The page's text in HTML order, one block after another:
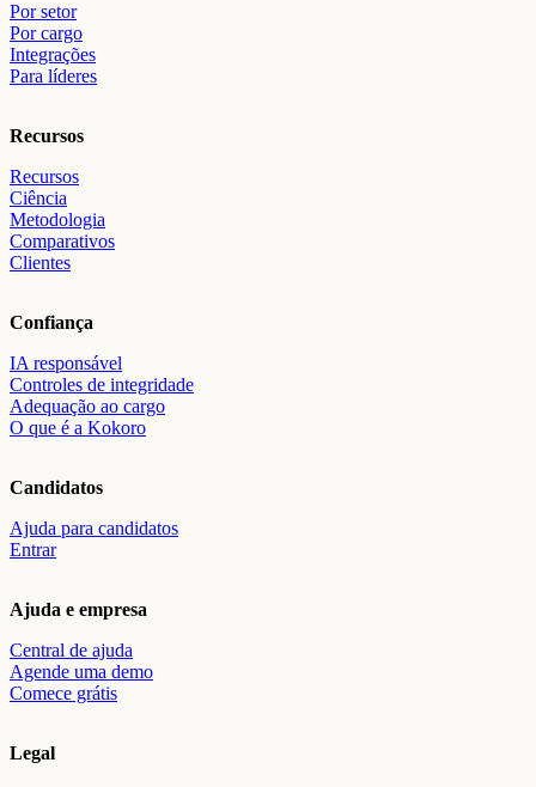
Por setor
Por cargo
Integrações
Para líderes
Recursos
Recursos
Ciência
Metodologia
Comparativos
Clientes
Confiança
IA responsável
Controles de integridade
Adequação ao cargo
O que é a Kokoro
Candidatos
Ajuda para candidatos
Entrar
Ajuda e empresa
Central de ajuda
Agende uma demo
Comece grátis
Legal